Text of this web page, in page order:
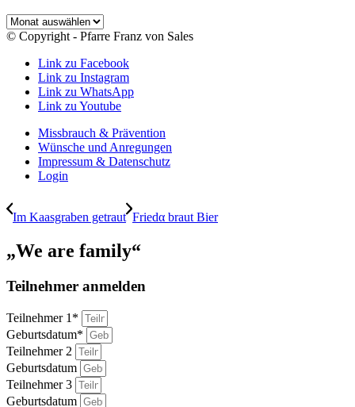
Archiv
© Copyright - Pfarre Franz von Sales
Link zu Facebook
Link zu Instagram
Link zu WhatsApp
Link zu Youtube
Missbrauch & Prävention
Wünsche und Anregungen
Impressum & Datenschutz
Login
Im Kaasgraben getraut Friedα braut Bier
„We are family“
Teilnehmer anmelden
Teilnehmer 1*
Geburtsdatum*
Teilnehmer 2
Geburtsdatum
Teilnehmer 3
Geburtsdatum